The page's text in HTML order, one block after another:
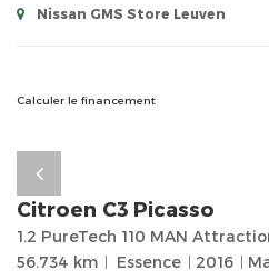
Nissan GMS Store Leuven
Calculer le financement
Citroen C3 Picasso
1.2 PureTech 110 MAN
56.734 km
Essence 2016